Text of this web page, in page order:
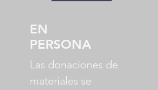
EN
PERSONA
Las donaciones de
materiales se